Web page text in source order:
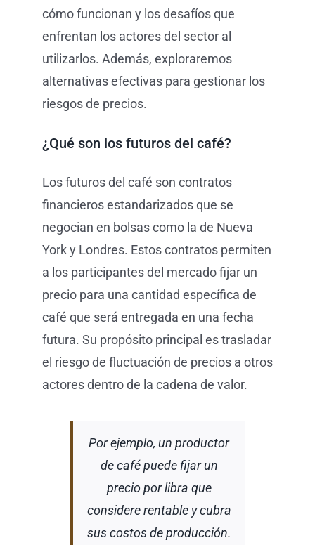
cómo funcionan y los desafíos que
enfrentan los actores del sector al
utilizarlos. Además, exploraremos
alternativas efectivas para gestionar los
riesgos de precios.
¿Qué son los futuros del café?
Los futuros del café son contratos
financieros estandarizados que se
negocian en bolsas como la de Nueva
York y Londres. Estos contratos permiten
a los participantes del mercado fijar un
precio para una cantidad específica de
café que será entregada en una fecha
futura. Su propósito principal es trasladar
el riesgo de fluctuación de precios a otros
actores dentro de la cadena de valor.
Por ejemplo, un productor
de café puede fijar un
precio por libra que
considere rentable y cubra
sus costos de producción.